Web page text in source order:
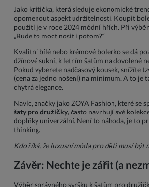
Jako kritička, která sleduje ekonomické
opomenout aspekt udržitelnosti. Koupit
použití je v roce 2024 módní hřích. Při
„Bude to moct nosit i potom?“
Kvalitní bílé nebo krémové bolerko se dá
džínové sukni, k letním šatům na dovolené
Pokud vyberete nadčasový kousek, snížíte
(cena za jedno nošení) na minimum. A to je
chytrá elegance.
Navíc, značky jako ZOYA Fashion, které se
šaty pro družičky, často navrhují své
doplňky univerzální. Není to náhoda, je to
thinking.
Kdo říká, že luxusní móda pro děti musí být
Závěr: Nechte je zářit (a
Výběr správného svršku k šatům pro